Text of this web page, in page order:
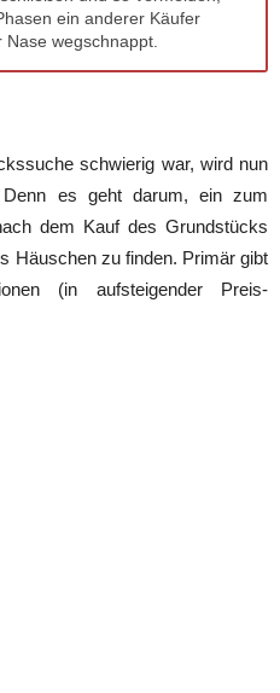
ein anderer Käufer
wegschnappt.
schwierig war, wird nun
es geht darum, ein zum
dem Kauf des Grundstücks
Häuschen zu finden. Primär gibt
(in aufsteigender Preis-